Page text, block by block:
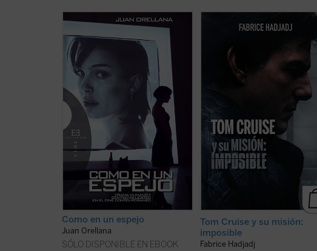
El cine es actualmente el mejor
espejo de la condición humana. En
él se evidencia la desproporción
que experimenta el ser humano
entre sus deseos de felicidad y
plenitud "siempre inagotables", y
su evidente incapacidad de
satisfacerlos adecuadamente.
Pero también el cine ha reflejado y
refleja de muchas formas el ...(ver
ficha)
Como en un espejo
Juan Orellana
SÓLO DISPONIBLE EN EBOOK
Hadjadj mira a Tom Cruise más
allá del cine. Cuando un actor se
convierte en símbolo de una
generación, inevitablemente
refleja algo de su época. Por eso,
al hablar de Tom, hablamos
también de toda la humanidad.
Entre filosofía, teología y cultura
popular, este libro nos invita a
recordar que: vivir puede ...
ficha)
Tom Cruise y su misión:
imposible
Fabrice Hadjadj